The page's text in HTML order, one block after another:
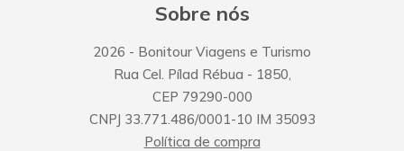
Sobre nós
2026 - Bonitour Viagens e Turismo
Rua Cel. Pílad Rébua - 1850,
CEP 79290-000
CNPJ 33.771.486/0001-10 IM 35093
Política de compra